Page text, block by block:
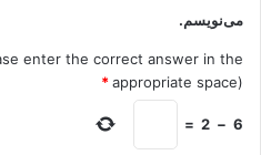
می‌نویسم.
enter the correct answer in the
appropriate space)
*
6
−
2
=